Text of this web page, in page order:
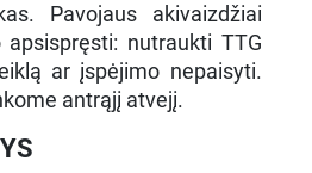
Pavojaus akivaizdžiai
nutraukti TTG
ar įspėjimo nepaisyti.
antrąjį atvejį.